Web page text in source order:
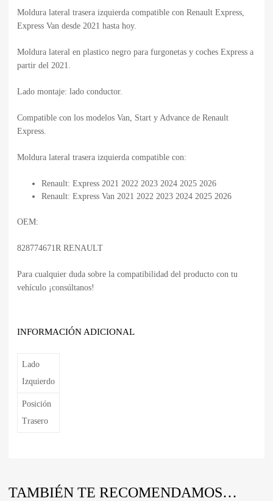
Moldura lateral trasera izquierda compatible con Renault Express,
Express Van desde 2021 hasta hoy.
Moldura lateral en plastico negro para furgonetas y coches Express a
partir del 2021.
Lado montaje: lado conductor.
Compatible con los modelos Van, Start y Advance de Renault
Express.
Moldura lateral trasera izquierda compatible con:
Renault: Express 2021 2022 2023 2024 2025 2026
Renault: Express Van 2021 2022 2023 2024 2025 2026
OEM:
828774671R RENAULT
Para cualquier duda sobre la compatibilidad del producto con tu
vehículo ¡consúltanos!
INFORMACIÓN ADICIONAL
Lado
Izquierdo
Posición
Trasero
TAMBIÉN TE RECOMENDAMOS…